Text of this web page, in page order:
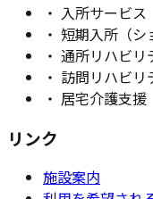
・ 入所サービス
・ 短期入所（シ
・ 通所リハビ
・ 訪問リハビ
・ 居宅介護支援
リンク
施設案内